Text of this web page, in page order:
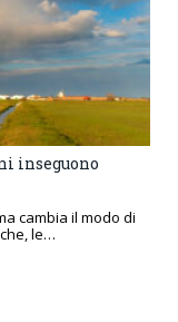
inseguono
cambia il modo di
le…